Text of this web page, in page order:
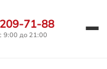
71-88
9:00 до 21:00